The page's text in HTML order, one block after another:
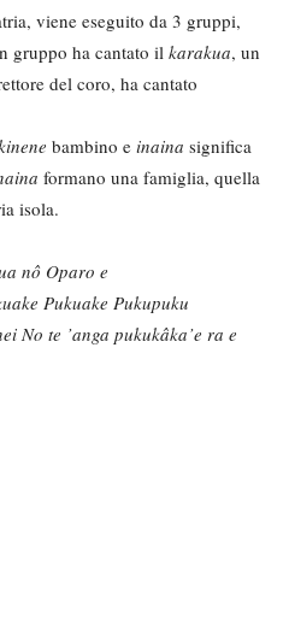
viene eseguito da 3 gruppi,
gruppo ha cantato ilkarakua, un
del coro, ha cantato
bambino e inaina significa
formano una famiglia, quella
isola.
nô Oparo e
Pukuake Pukupuku
No te ’anga pukukâka’e ra e